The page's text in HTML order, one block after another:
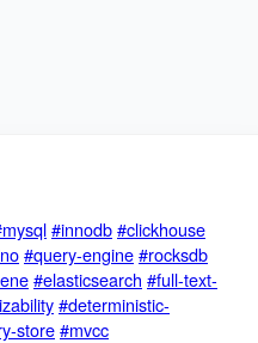
#innodb#clickhouse
#query-engine#rocksdb
#elasticsearch #full-text-
#deterministic-
store#mvcc